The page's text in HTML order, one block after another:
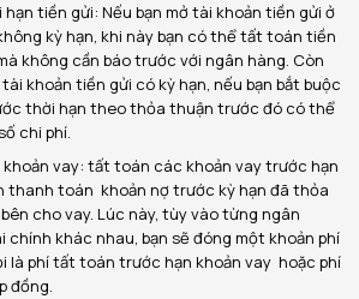
tiền gửi: Nếu bạn mở tài khoản tiền gửi ở
kỳ hạn, khi này bạn có thể tất toán tiền
không cần báo trước với ngân hàng. Còn
khoản tiền gửi có kỳ hạn, nếu bạn bắt buộc
thời hạn theo thỏa thuận trước đó có thể
chi phí.
vay: tất toán các khoản vay trước hạn
thanh toán khoản nợ trước kỳ hạn đã thỏa
cho vay. Lúc này, tùy vào từng ngân
khác nhau, bạn sẽ đóng một khoản phí
là phí tất toán trước hạn khoản vay hoặc phí
đồng.